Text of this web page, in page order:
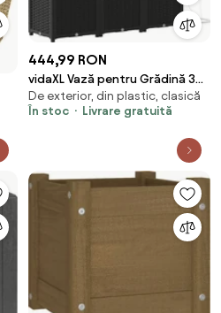
444,99 RON
vidaXL Vază pentru Grădină 3
pcs Negru Oțel
De exterior, din plastic, clasică
În stoc
Livrare gratuită